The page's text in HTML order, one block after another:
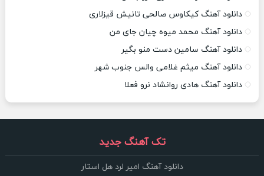
دانلود آهنگ کیکاوس صالحی تانیش قیزلاری
دانلود آهنگ محمد میوه چیان جای من
دانلود آهنگ سامین دست منو بگیر
دانلود آهنگ میثم غلامی والس جنوب شهر
دانلود آهنگ هادی روانشاد نرو فعلا
تک آهنگ جدید
دانلود آهنگ امیر لرد هل استار